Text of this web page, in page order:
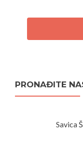
PRONAĐITE
Savica